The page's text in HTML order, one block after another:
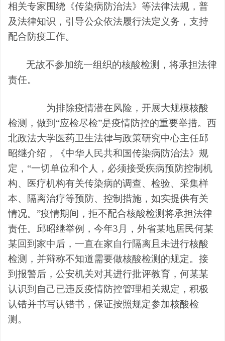
相关专家围绕《传染病防治法》等法律法规，普
及法律知识，引导公众依法履行法定义务，支持
配合防疫工作。
无故不参加统一组织的核酸检测 ， 将承担法律
责任。
为排除疫情潜在风险，开展大规模核酸
检测，做到 “应检尽检”是疫情防控的重要举措。西
北政法大学医药卫生法律与政策研究中心主任邱
昭继介绍，《中华人民共和国传染病防治法》规
定，“一切单位和个人，必须接受疾病预防控制机
构、医疗机构有关传染病的调查、检验、采集样
本、隔离治疗等预防、控制措施，如实提供有关
情况。”疫情期间，拒不配合核酸检测将承担法律
责任。邱昭继举例，今年3月，外省某地居民何某
某回到家中后，一直在家自行隔离且未进行核酸
检测，并辩称不知道需要做核酸检测的规定。接
到报警后，公安机关对其进行批评教育，何某某
认识到自己已违反疫情防控管理相关规定，积极
认错并书写认错书，保证按照规定参加核酸检
测。